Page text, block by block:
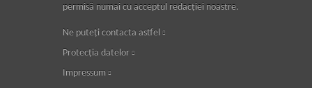
permisă numai cu acceptul redacţiei noastre.
Ne puteţi contacta astfel
Protecţia datelor
Impressum